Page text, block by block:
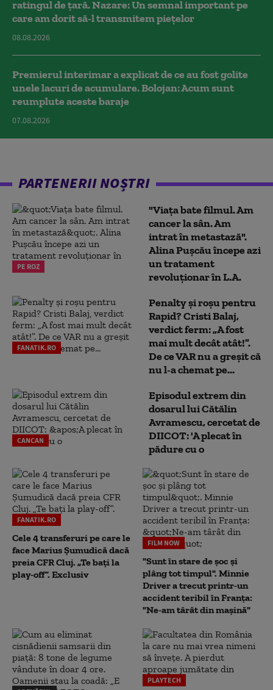
ratingul de țară. Nazare: Un semnal important pe
care am dorit să-l transmitem piețelor
08.08.2026
Premierul interimar a explicat de ce au fost golite
unele lacuri de acumulare. Bolojan: Acum sunt
reumplute aceste baraje
07.08.2026
PARTENERII NOȘTRI
PE ROZ
"Viața bate filmul. Am
cancer la sân. Am
intrat în metastază".
Alina Pușcău începe azi
un tratament
revoluționar în L.A.
FANATIK.RO
Penalty și roșu pentru
Rapid? Cristi Balaj,
verdict ferm: „A fost
mai mult decât atât!”.
De ce VAR nu a greșit că
nu l-a chemat pe...
CANCAN
Episodul extrem din
dosarul lui Cătălin
Avramescu, cercetat de
DIICOT: 'A plecat în
pădure cu o
FANATIK.RO
Cele 4 transferuri pe care le
face Marius Șumudică dacă
preia CFR Cluj. „Te bați la
play-off”. Exclusiv
FILM NOW
"Sunt în stare de șoc și
plâng tot timpul". Minnie
Driver a trecut printr-un
accident teribil în Franța:
"Ne-am târât din mașină"
PLAYTECH